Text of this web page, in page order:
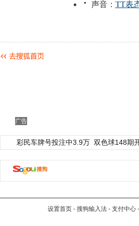
广告
彩民车牌号投注中3.9万 双色球148期
设置首页 - 搜狗输入法 - 支付中心 -